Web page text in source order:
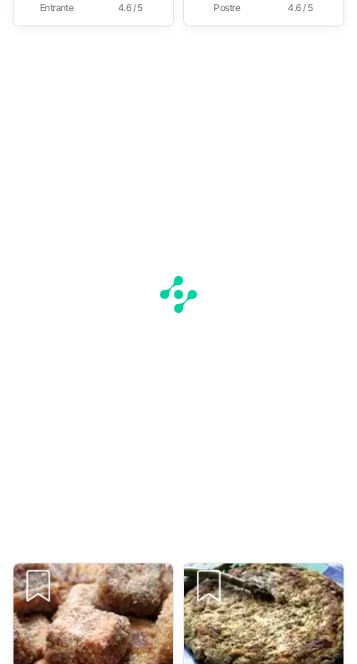
Entrante 4.6 / 5 Postre 4.6 / 5